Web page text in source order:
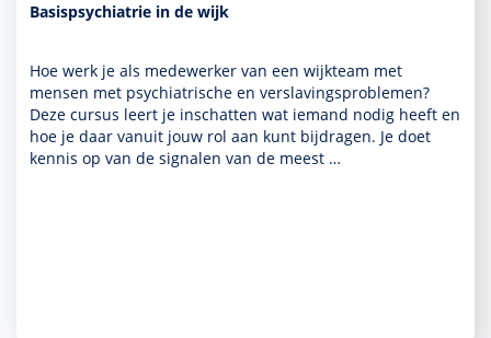
Basispsychiatrie in de wijk
Hoe werk je als medewerker van een wijkteam met
mensen met psychia­trische en ver­sla­vingspro­ble­men?
Deze cursus leert je inschatten wat iemand nodig heeft en
hoe je daar vanuit jouw rol aan kunt bijdragen. Je doet
kennis op van de signalen van de meest …